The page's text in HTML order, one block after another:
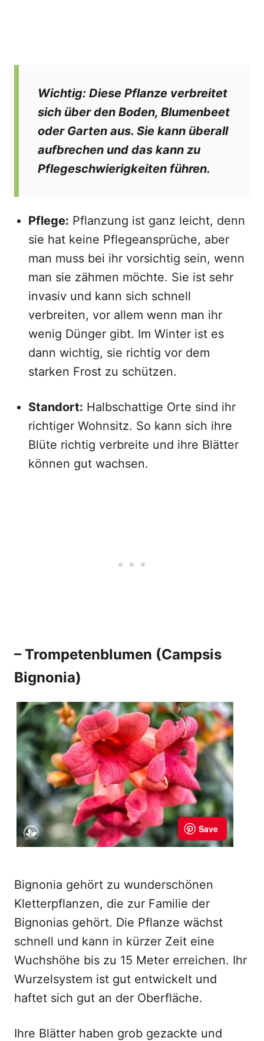
Wichtig: Diese Pflanze verbreitet
sich über den Boden, Blumenbeet
oder Garten aus. Sie kann überall
aufbrechen und das kann zu
Pflegeschwierigkeiten führen.
Pflege: Pflanzung ist ganz leicht, denn
sie hat keine Pflegeansprüche, aber
man muss bei ihr vorsichtig sein, wenn
man sie zähmen möchte. Sie ist sehr
invasiv und kann sich schnell
verbreiten, vor allem wenn man ihr
wenig Dünger gibt. Im Winter ist es
dann wichtig, sie richtig vor dem
starken Frost zu schützen.
Standort: Halbschattige Orte sind ihr
richtiger Wohnsitz. So kann sich ihre
Blüte richtig verbreite und ihre Blätter
können gut wachsen.
– Trompetenblumen (Campsis
Bignonia)
Bignonia gehört zu wunderschönen
Kletterpflanzen, die zur Familie der
Bignonias gehört. Die Pflanze wächst
schnell und kann in kürzer Zeit eine
Wuchshöhe bis zu 15 Meter erreichen. Ihr
Wurzelsystem ist gut entwickelt und
haftet sich gut an der Oberfläche.
Ihre Blätter haben grob gezackte und